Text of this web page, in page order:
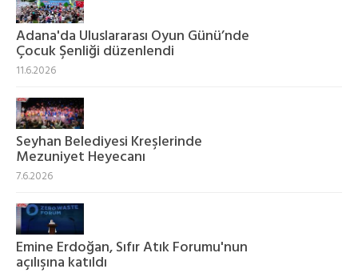
Adana'da Uluslararası Oyun Günü’nde
Çocuk Şenliği düzenlendi
11.6.2026
Seyhan Belediyesi Kreşlerinde
Mezuniyet Heyecanı
7.6.2026
Emine Erdoğan, Sıfır Atık Forumu'nun
açılışına katıldı